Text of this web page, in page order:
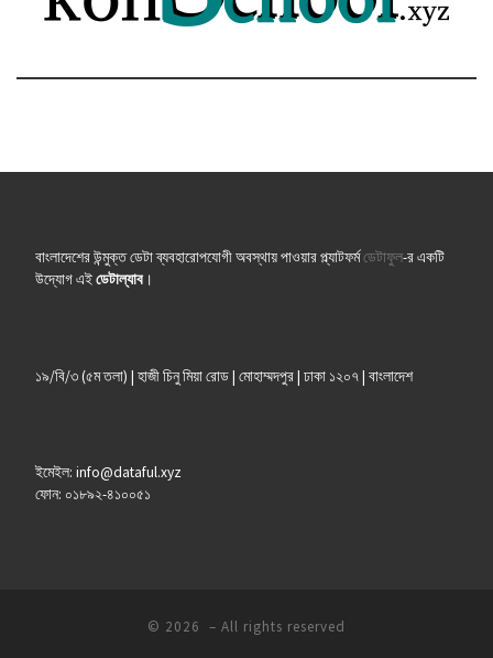
বাংলাদেশের উন্মুক্ত ডেটা ব্যবহারোপযোগী অবস্থায় পাওয়ার প্ল্যাটফর্মডেটাফুল-র একটি
উদ্যোগ এইডেটাল্যাব।
১৯/বি/৩ (৫ম তলা) | হাজী চিনু মিয়া রোড | মোহাম্মদপুর | ঢাকা ১২০৭ | বাংলাদেশ
ইমেইল: info@dataful.xyz
ফোন: ০১৮৯২-৪১০০৫১
© 2026 – All rights reserved